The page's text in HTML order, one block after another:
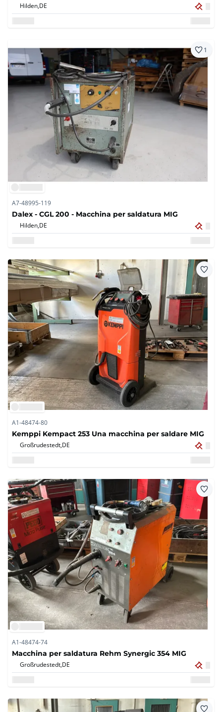
Hilden,DE
1
A7-48995-119
Dalex - CGL 200 - Macchina per saldatura MIG
Hilden,DE
A1-48474-80
Kemppi Kempact 253 Una macchina per saldare MIG
Großrudestedt,DE
A1-48474-74
Macchina per saldatura Rehm Synergic 354 MIG
Großrudestedt,DE